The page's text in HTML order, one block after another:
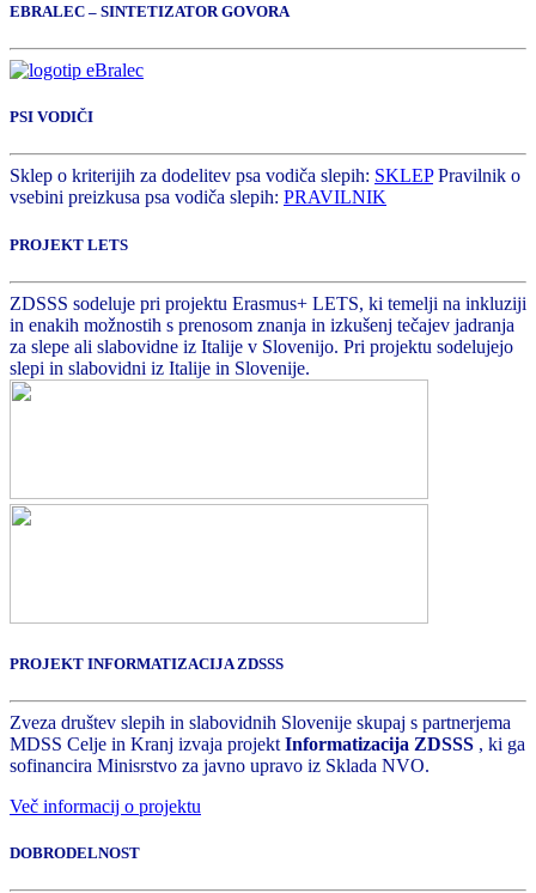
EBRALEC – SINTETIZATOR GOVORA
PSI VODIČI
Sklep o kriterijih za dodelitev psa vodiča slepih: SKLEPPravilnik o
vsebini preizkusa psa vodiča slepih: PRAVILNIK
PROJEKT LETS
ZDSSS sodeluje pri projektu Erasmus+ LETS, ki temelji na inkluziji
in enakih možnostih s prenosom znanja in izkušenj tečajev jadranja
za slepe ali slabovidne iz Italije v Slovenijo. Pri projektu sodelujejo
slepi in slabovidni iz Italije in Slovenije.
PROJEKT INFORMATIZACIJA ZDSSS
Zveza društev slepih in slabovidnih Slovenije skupaj s partnerjema
MDSS Celje in Kranj izvaja projekt Informatizacija ZDSSS , ki ga
sofinancira Minisrstvo za javno upravo iz Sklada NVO.
Več informacij o projektu
DOBRODELNOST